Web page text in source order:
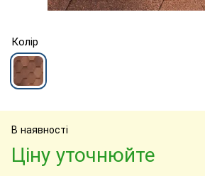
Колір
В наявності
Ціну уточнюйте